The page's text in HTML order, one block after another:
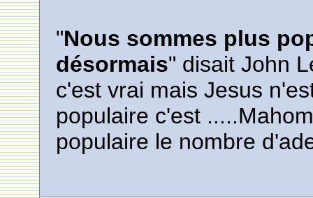
"Nous sommes plus
désormais" disait John
c'est vrai mais Jesus
populaire c'est
populaire le nombre